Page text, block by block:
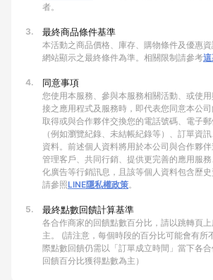
者。
3. 最終商品條件基準
本活動之商品價格、庫存、購物條件及優惠
網站顯示之最終條件為準。相關限制請參考
4. 同意事項
您使用本服務、參與本服務相關活動、或使
接之應用程式及服務時，即代表您同意本公
取得或與合作夥伴交換您的電話號碼、電子
（例如瀏覽紀錄、未結帳紀錄等）、訂單資
資料。前述個人資料將用於本公司與合作夥
管理客戶、共同行銷、提供更完善的應用服
化廣告等行銷訊息，且該等個人資料包含歷
請參照LINE隱私權政策。
5. 最終點數回饋計算基準
各合作商家的回饋點數百分比，請以跳轉頁
主。 (請注意，每個時段的百分比可能會有所
際點數回饋仍需以「訂單成立時間」當下各
回饋百分比獲得點數為主）